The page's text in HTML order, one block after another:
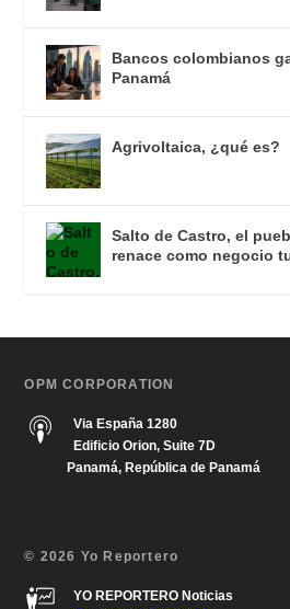
Bancos colombianos
Panamá
Agrivoltaica, ¿qué es?
Salto de Castro, el
renace como negocio
OPM CORPORATION
Via España 1280
Edificio Orion, Suite 7D
Panamá, República de Panamá
© 2026 Yo Reportero
YO REPORTERO Noticias